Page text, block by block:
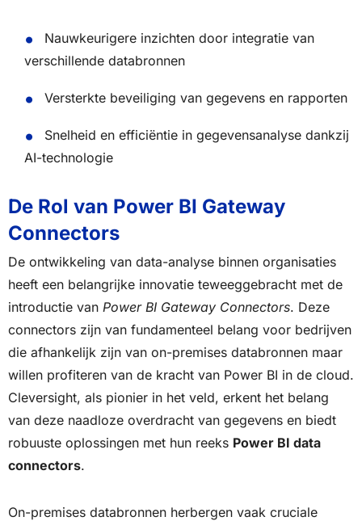
Nauwkeurigere inzichten door integratie van
verschillende databronnen
Versterkte beveiliging van gegevens en rapporten
Snelheid en efficiëntie in gegevensanalyse dankzij
AI-technologie
De Rol van Power BI Gateway
Connectors
De ontwikkeling van data-analyse binnen organisaties
heeft een belangrijke innovatie teweeggebracht met de
introductie van Power BI Gateway Connectors. Deze
connectors zijn van fundamenteel belang voor bedrijven
die afhankelijk zijn van on-premises databronnen maar
willen profiteren van de kracht van Power BI in de cloud.
Cleversight, als pionier in het veld, erkent het belang
van deze naadloze overdracht van gegevens en biedt
robuuste oplossingen met hun reeks Power BI data
connectors.
On-premises databronnen herbergen vaak cruciale